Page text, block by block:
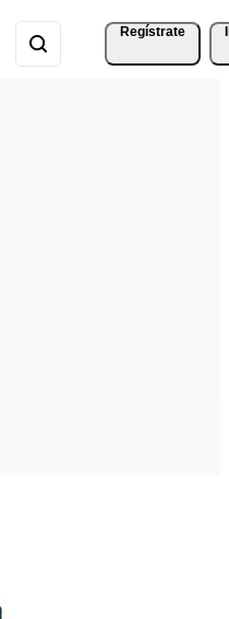
Regístrate